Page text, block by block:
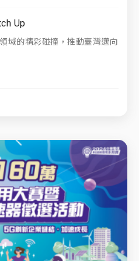
Up
域的精彩碰撞，推動臺灣邁向